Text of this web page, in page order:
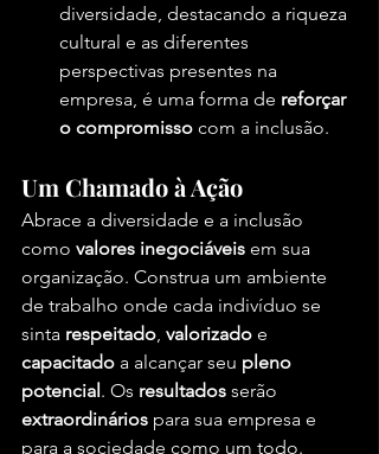
diversidade, destacando a riqueza
cultural e as diferentes
perspectivas presentes na
empresa, é uma forma de reforçar
o compromisso com a inclusão.
Um Chamado à Ação
Abrace a diversidade e a inclusão
como valores inegociáveis em sua
organização. Construa um ambiente
de trabalho onde cada indivíduo se
sinta respeitado, valorizado e
capacitado a alcançar seu pleno
potencial. Os resultados serão
extraordinários para sua empresa e
para a sociedade como um todo.